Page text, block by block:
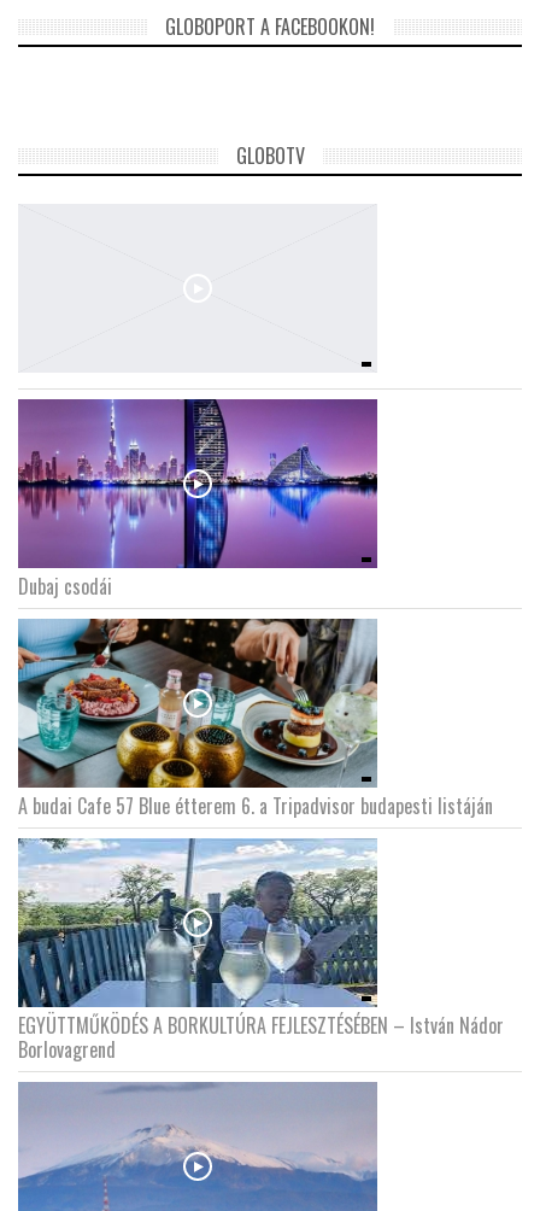
GLOBOPORT A FACEBOOKON!
GLOBOTV
Dubaj csodái
A budai Cafe 57 Blue étterem 6. a Tripadvisor budapesti listáján
EGYÜTTMŰKÖDÉS A BORKULTÚRA FEJLESZTÉSÉBEN – István Nádor
Borlovagrend